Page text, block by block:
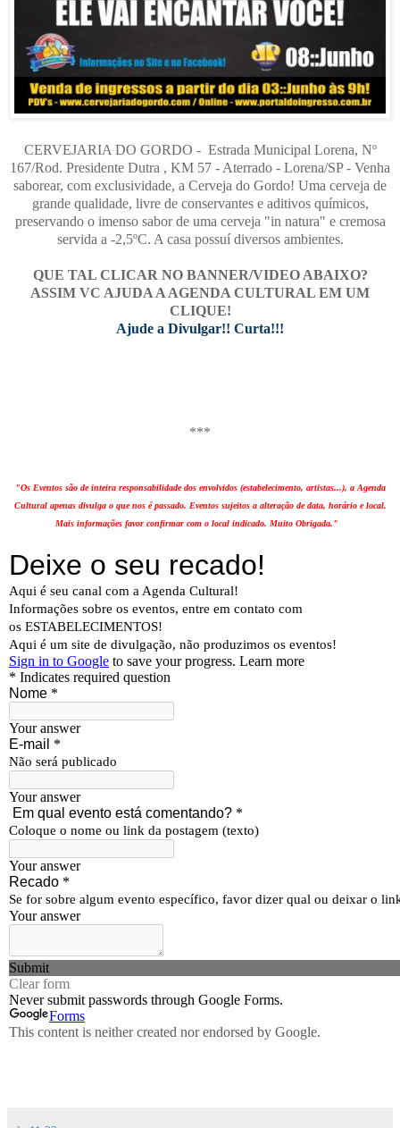
CERVEJARIA DO GORDO - Estrada Municipal Lorena, Nº
167/Rod. Presidente Dutra , KM 57 - Aterrado - Lorena/SP - Venha
saborear, com exclusividade, a Cerveja do Gordo! Uma cerveja de
grande qualidade, livre de conservantes e aditivos químicos,
preservando o imenso sabor de uma cerveja "in natura" e cremosa
servida a -2,5ºC. A casa possuí diversos ambientes.
QUE TAL CLICAR NO BANNER/VIDEO ABAIXO?
ASSIM VC AJUDA A AGENDA CULTURAL EM UM
CLIQUE!
Ajude a Divulgar!! Curta!!!
***
"Os Eventos são de inteira responsabilidade dos envolvidos (estabelecimento, artistas...), a Agenda
Cultural apenas divulga o que nos é passado. Eventos sujeitos a alteração de data, horário e local.
Mais informações favor confirmar com o local indicado. Muito Obrigada."